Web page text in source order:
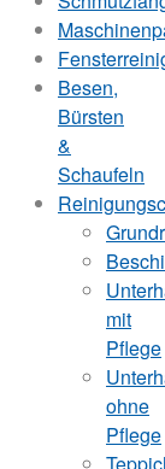
Besen,
Bürsten
&
Schaufeln
mit
Pflege
ohne
Pflege